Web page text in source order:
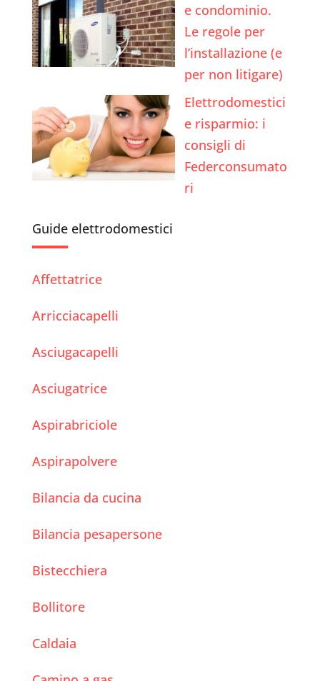
e condominio.
Le regole per
l’installazione (e
per non litigare)
Elettrodomestici
e risparmio: i
consigli di
Federconsumato
ri
Guide elettrodomestici
Affettatrice
Arricciacapelli
Asciugacapelli
Asciugatrice
Aspirabriciole
Aspirapolvere
Bilancia da cucina
Bilancia pesapersone
Bistecchiera
Bollitore
Caldaia